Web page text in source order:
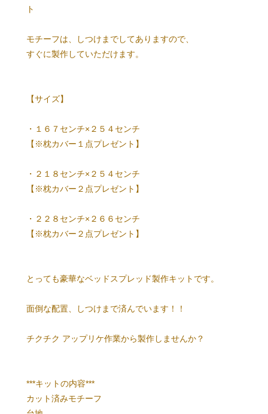
ト
モチーフは、しつけまでしてありますので、
すぐに製作していただけます。
【サイズ】
・１６７センチ×２５４センチ
【※枕カバー１点プレゼント】
・２１８センチ×２５４センチ
【※枕カバー２点プレゼント】
・２２８センチ×２６６センチ
【※枕カバー２点プレゼント】
とっても豪華なベッドスプレッド製作キットです。
面倒な配置、しつけまで済んでいます！！
チクチク アップリケ作業から製作しませんか？
***キットの内容***
カット済みモチーフ